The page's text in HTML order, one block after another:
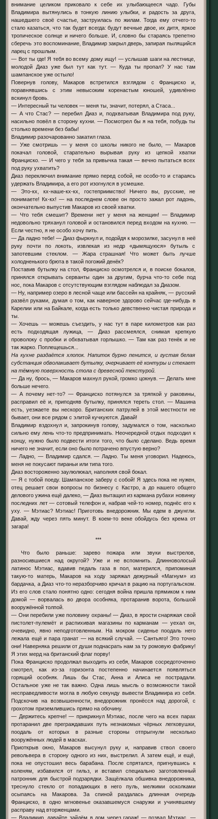
внимание целиком приковало к себе их улыбающееся чадо. Губы
Владимира вытянулись в тонкую линию улыбки, и радость за друга,
нашедшего своё счастье, заструилась по жилам. Тогда ему отчего-то
стало казаться, что так будет всегда: будут вечные двое, их дитя, яркое
тропическое солнце и ничего больше. И, словно бы стараясь трепетно
сберечь это воспоминание, Владимир закрыл дверь, запирая пылящийся
ларец с прошлым.
— Вот ты где! Я тебя во всему дому ищу! — услышав шаги на лестнице,
молодой Диаз уже был тут как тут. — Куда ты пропал? У нас там
шампанское уже остыло!
Повернув голову, Макаров встретился взглядом с Франциско и,
поравнявшись с этим невысоким коренастым юношей, удивлённо
вскинул бровь.
— Интересный ты человек — меня ты, значит, потерял, а Стаса...
— А что Стас? — перебил Диаз и, подхватывая Владимира под руку,
насильно повёл в сторону кухни. — Посмотрел бы я на тебя, побудь ты
столько времени без бабы!
Владимир разочарованно закатил глаза.
— Уже смотришь — у меня со школы никого не было, — Макаров
покачал головой, старательно вырывая руку из цепкой хватки
Франциско. — И чего у тебя за привычка такая — вечно пытаться всех
под руку ухватить?
Диаз переключил внимание прямо перед собой, не особо-то и стараясь
удержать Владимира, а его рот изогнулся в усмешке.
— Это-кх, кх-наше-кх-кх, гостеприимство! Ничего вы, русские, не
понимаете! Кх-кх! — на последнем слове он просто зажал рот ладонь,
окончательно выпустив Макаров из своей хватки.
— Что тебя смешит? Времени нет у меня на женщин! — Владимир
недовольно тряханул головой и остановился перед входом на кухню. —
Если честно, я не особо хочу пить.
— Да ладно тебе! — Диаз фыркнул и, подойдя к морозилке, засунул в неё
руку почти по локоть, извлекая из недр «дымящуюся» бутыль с
запотевшим стеклом. — Жара страшная! Что может быть лучше
холодненького брюта в такой погожий денёк?
Поставив бутылку на стол, Франциско осмотрелся и, в поиске бокалов,
принялся открывать серванты один за другим, бурча что-то себе под
нос, пока Макаров с отсутствующим взглядом наблюдал за Диазом.
— Ну, например озеро в лесной чаще или бассейн на крайняк, — русский
развёл руками, думая о том, как наверное здорово сейчас где-нибудь в
Карелии или на Байкале, когда есть только девственно чистая природа и
ты.
— Хочешь — можешь съездить, у нас тут в паре километров как раз
есть подходящая лужица, — Диаз рассмеялся, снимая крепкую
проволоку с пробки и обхватывая горлышко. — Там как раз тенёк и не
так жарко. Поплещешься...
На кухне раздаётся хлопок. Напиток бурно пенится, и густая белая
субстанция обволакивает бутылку, очерчивает её контуры и стекает
на тёмную поверхность стола с древесной текстурой.
— Да ну, брось, — Макаров махнул рукой, громко цокнув. — Делать мне
больше нечего.
— А почему нет-то? — Франциско потянулся за тряпкой у раковины,
расправил её и, приподняв бутылку, принялся тереть стол. — Машина
есть, уезжаете вы нескоро. Британских патрулей в этой местности не
бывает, они все рядом с элитой кучкуются. Давай!
Владимир вздохнул и, запрокинув голову, задумался о том, насколько
сильно ему лень что-то предпринимать. Неочередной отдых подходил к
концу, нужно было подвести итоги того, что было сделано. Ведь время
ничего не значит, если оно было потрачено впустую верно?
— Ладно, — Владимир сдался. — Ладно. Ты меня уговорил. Надеюсь,
меня не покусают пираньи или типа того.
Диаз востороженно заулюлюкал, наполняя свой бокал.
— Я с тобой поеду. Шампанское заберу с собой! Я здесь пока не нужен,
отец решает свои вопросы по бизнесу с Кастро, а до нашего общего
делового ужина ещё далеко, — Диаз вытащил из кармана рубахи новинку
последних лет — сотовый телефон и, набрав чей-то номер, поднёс его к
уху. — Мэтиас? Мэтиас! Приготовь внедорожник. Мы едем в джунгли.
Давай, жду через пять минут. В коем-то веке обойдусь без крема от
загара!
***
Что было раньше: зарево пожара или звуки выстрелов,
разносившиеся над округой? Уже и не вспомнить. Длинноволосый
латинос Мэтиас, вдавив педаль газа в пол, матерился, припоминая
такую-то матерь, Макаров на ходу заряжал дежурный «Магнум» из
бардачка, а Диаз что-то неразборчиво кричал в рацию на португальском.
Из его слов стало понятно одно: сегодня война пришла прямиком к ним
домой — ворвалась во двора особняка, протаранив ворота, большой
вооружённой толпой.
— Они перебили уже половину охраны! — Диаз, в ярости снаряжая свой
пистолет-пулемёт и распихивая магазины по карманам — уехал он,
очевидно, явно неподготовленным. На мокром сиденье поодаль него
лежала ещё и пара гранат — на всякий случай. — Сантьяго! Это точно
они! Наверняка решили от души поднасрать нам за ту ромовую фабрику!
Я этих мерд на британский флаг порву!
Пока Франциско продолжал выходить из себя, Макаров сосредоточенно
смотрел, как из-за горизонта постепенно начинается появляться
горящий особняк. Лишь бы Стас, Анна и Алиса не пострадали.
Остальное уже не так важно. Одна лишь мысль о возможности такой
несправедливости могла в любую секунду вывести Владимира из себя.
Подскочив на возвышенности, внедорожник пронёсся над дорогой, с
грохотом приземлившись прямо на обочину.
— Держитесь крепче! — прикрикнул Мэтиас, после чего на всех парах
протаранил две преграждавших путь незнакомых чёрных легковушки,
поодаль от которых в разные стороны отпрыгнули несколько
вооружённых людей в масках.
Приоткрыв окно, Макаров высунул руку и, направив ствол своего
револьвера в сторону одного из них, выстрелил. А затем ещё, и ещё,
пока не опустошил весь барабана. После спрятался, пригнувшись к
коленям, избавился от гильз, и вставил специально заготовленный
патронник для быстрой подзарядки. Защёлкала обшивка внедорожника,
треснуло стекло от попадающих в него пуль, мелкими осколками
осыпаясь на Макарова. За спиной раздалась длинная очередь
Франциско, в одно мгновенье оказавшемуся снаружи и учинявшему
расправу над вторженцами.
— Владимир, давайте зайдём в дом через гараж! — позвал Мэтиас. —